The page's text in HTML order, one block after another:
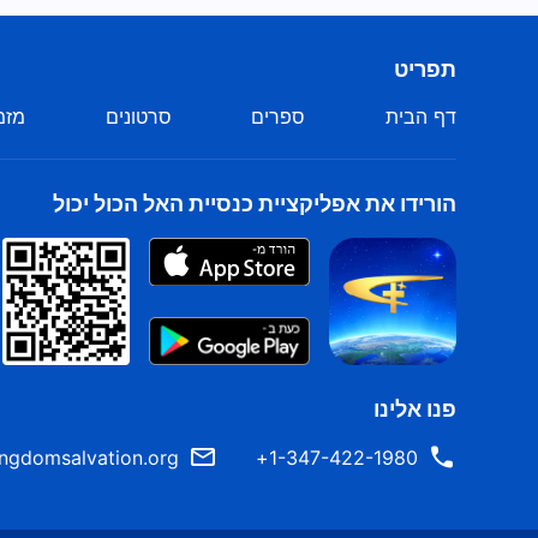
מודים אנו לעד לאל הכול יכול ומהללים אותו.
המשפט והייסורים של דברי האל
מגינים עלינו ומרחיקים אותנו מפיתויי השטן.
במילוי חובותינו בבית האלוהים
תפריט
דף הבית ספרים סרטונים
הורידו את אפליקציית כנסיית האל הכול יכול
פנו אלינו
1-347-422-1980+